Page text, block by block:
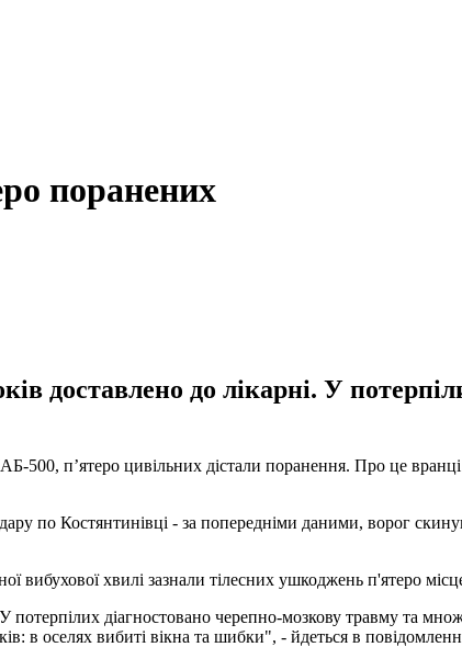
поранених
доставлено до лікарні. У
500, п’ятеро цивільних дістали поранення. Про це
по Костянтинівці - за попередніми даними, ворог
вибухової хвилі зазнали тілесних ушкоджень п'ятеро
діагностовано черепно-мозкову травму та
оселях вибиті вікна та шибки", - йдеться в